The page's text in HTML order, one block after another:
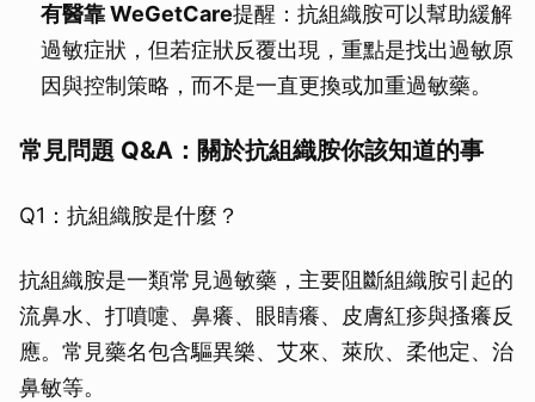
有醫靠 WeGetCare提醒：抗組織胺可以幫助緩解
過敏症狀，但若症狀反覆出現，重點是找出過敏原
因與控制策略，而不是一直更換或加重過敏藥。
常見問題 Q&A：關於抗組織胺你該知道的事
Q1：抗組織胺是什麼？
抗組織胺是一類常見過敏藥，主要阻斷組織胺引起的
流鼻水、打噴嚏、鼻癢、眼睛癢、皮膚紅疹與搔癢反
應。常見藥名包含驅異樂、艾來、萊欣、柔他定、治
鼻敏等。